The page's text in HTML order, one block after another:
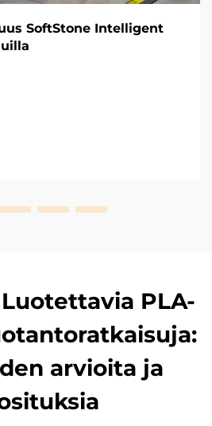
SoftStone Intelligent
PLA-
arvioita ja